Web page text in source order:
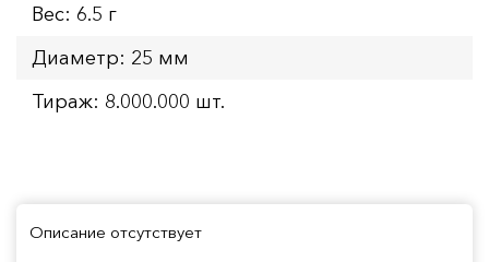
Вес: 6.5 г
Диаметр: 25 мм
Тираж: 8.000.000 шт.
Описание отсутствует